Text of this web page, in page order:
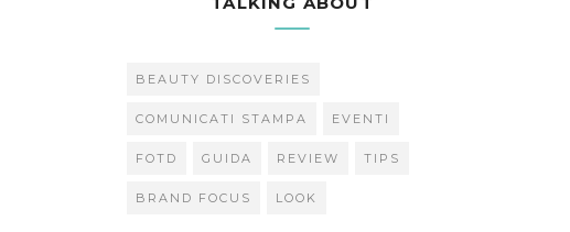
BEAUTY DISCOVERIES
COMUNICATI STAMPA EVENTI
FOTD GUIDA REVIEW TIPS
BRAND FOCUS LOOK